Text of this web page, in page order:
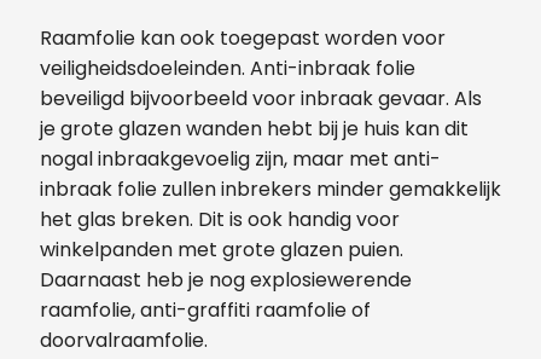
Raamfolie kan ook toegepast worden voor
veiligheidsdoeleinden. Anti-inbraak folie
beveiligd bijvoorbeeld voor inbraak gevaar. Als
je grote glazen wanden hebt bij je huis kan dit
nogal inbraakgevoelig zijn, maar met anti-
inbraak folie zullen inbrekers minder gemakkelijk
het glas breken. Dit is ook handig voor
winkelpanden met grote glazen puien.
Daarnaast heb je nog explosiewerende
raamfolie, anti-graffiti raamfolie of
doorvalraamfolie.